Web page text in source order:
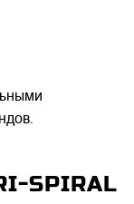
SPIRAL